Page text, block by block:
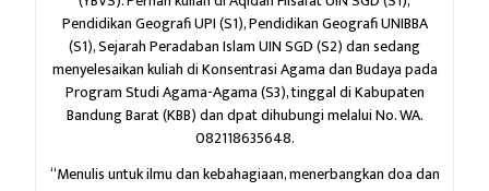
Pendidikan Geografi UPI (S1), Pendidikan Geografi UNIBBA
(S1), Sejarah Peradaban Islam UIN SGD (S2) dan sedang
menyelesaikan kuliah di Konsentrasi Agama dan Budaya pada
Program Studi Agama-Agama (S3), tinggal di Kabupaten
Bandung Barat (KBB) dan dpat dihubungi melalui No. WA.
082118635648.
“Menulis untuk ilmu dan kebahagiaan,menerbangkan doa dan